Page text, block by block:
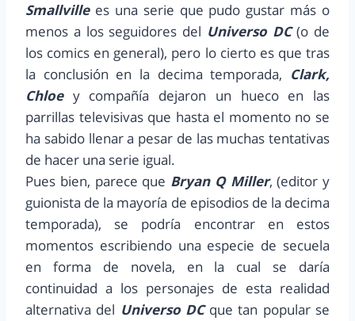
Smallvillees una serie que pudo gustar más o
menos a los seguidores del Universo DC(o de
los comics en general), pero lo cierto es que tras
la conclusión en la decima temporada, Clark,
Chloey compañía dejaron un hueco en las
parrillas televisivas que hasta el momento no se
ha sabido llenar a pesar de las muchas tentativas
de hacer una serie igual.
Pues bien, parece que Bryan Q Miller, (editor y
guionista de la mayoría de episodios de la decima
temporada), se podría encontrar en estos
momentos escribiendo una especie de secuela
en forma de novela, en la cual se daría
continuidad a los personajes de esta realidad
alternativa del Universo DCque tan popular se